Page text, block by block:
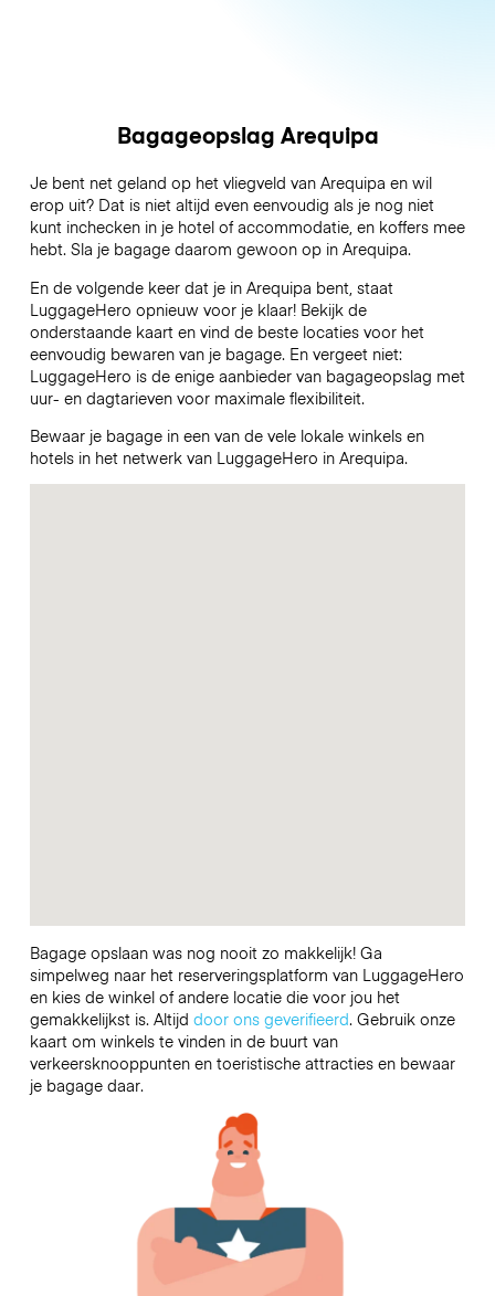
Bagageopslag Arequipa
Je bent net geland op het vliegveld van Arequipa en wil
erop uit? Dat is niet altijd even eenvoudig als je nog niet
kunt inchecken in je hotel of accommodatie, en koffers mee
hebt. Sla je bagage daarom gewoon op in Arequipa.
En de volgende keer dat je in Arequipa bent, staat
LuggageHero opnieuw voor je klaar! Bekijk de
onderstaande kaart en vind de beste locaties voor het
eenvoudig bewaren van je bagage. En vergeet niet:
LuggageHero is de enige aanbieder van bagageopslag met
uur- en dagtarieven voor maximale flexibiliteit.
Bewaar je bagage in een van de vele lokale winkels en
hotels in het netwerk van LuggageHero in Arequipa.
Bagage opslaan was nog nooit zo makkelijk! Ga
simpelweg naar het reserveringsplatform van LuggageHero
en kies de winkel of andere locatie die voor jou het
gemakkelijkst is. Altijd door ons geverifieerd. Gebruik onze
kaart om winkels te vinden in de buurt van
verkeersknooppunten en toeristische attracties en bewaar
je bagage daar.